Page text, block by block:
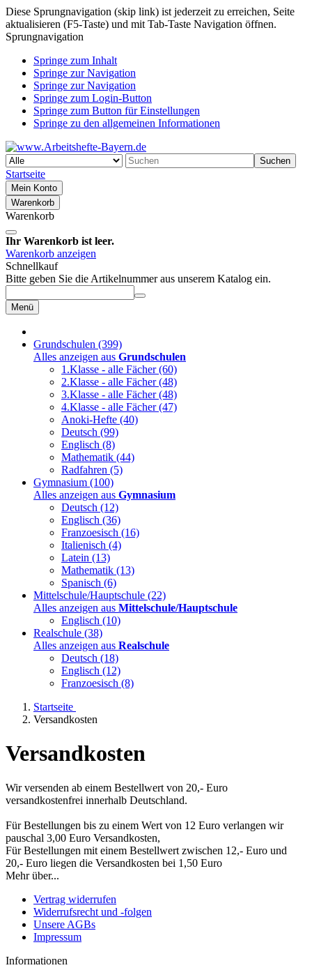
Diese Sprungnavigation (skip link) ist jederzeit zu erreichen, Seite
aktualisieren (F5-Taste) und mit Tab-Taste Navigation öffnen.
Sprungnavigation
Springe zum Inhalt
Springe zur Navigation
Springe zur Navigation
Springe zum Login-Button
Springe zum Button für Einstellungen
Springe zu den allgemeinen Informationen
Suchen
Startseite
Mein Konto
Warenkorb
Warenkorb
Ihr Warenkorb ist leer.
Warenkorb anzeigen
Schnellkauf
Bitte geben Sie die Artikelnummer aus unserem Katalog ein.
Menü
Grundschulen (399)
Alles anzeigen aus Grundschulen
1.Klasse - alle Fächer(60)
2.Klasse - alle Fächer(48)
3.Klasse - alle Fächer(48)
4.Klasse - alle Fächer(47)
Anoki-Hefte (40)
Deutsch (99)
Englisch (8)
Mathematik (44)
Radfahren (5)
Gymnasium (100)
Alles anzeigen aus Gymnasium
Deutsch (12)
Englisch (36)
Franzoesisch (16)
Italienisch (4)
Latein (13)
Mathematik (13)
Spanisch (6)
Mittelschule/Hauptschule (22)
Alles anzeigen aus Mittelschule/Hauptschule
Englisch (10)
Realschule (38)
Alles anzeigen aus Realschule
Deutsch (18)
Englisch (12)
Franzoesisch (8)
Startseite
Versandkosten
Versandkosten
Wir versenden ab einem Bestellwert von 20,- Euro
versandkostenfrei innerhalb Deutschland.
Für Bestellungen bis zu einem Wert von 12 Euro verlangen wir
pauschal 3,00 Euro Versandkosten,
Für Bestellungen mit einem Bestellwert zwischen 12,- Euro und
20,- Euro liegen die Versandkosten bei 1,50 Euro
Mehr über...
Vertrag widerrufen
Widerrufsrecht und -folgen
Unsere AGBs
Impressum
Informationen